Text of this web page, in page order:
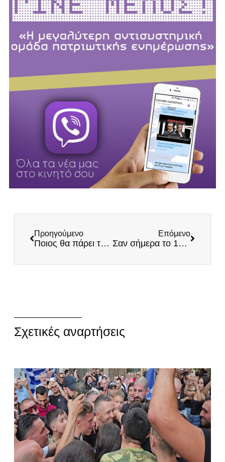
Προηγούμενο
Ποιος θα πάρει την ευθύνη;
Επόμενο
Σαν σήμερα το 1983 γεννήθηκε ο Κωνσταντίνος Κατσίφας! Θυσιάστηκε για την ελληνικότητα της Βορείου Ηπείρου!
Σχετικές αναρτήσεις